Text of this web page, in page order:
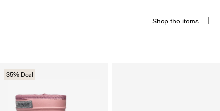
35% Deal
Shop the items